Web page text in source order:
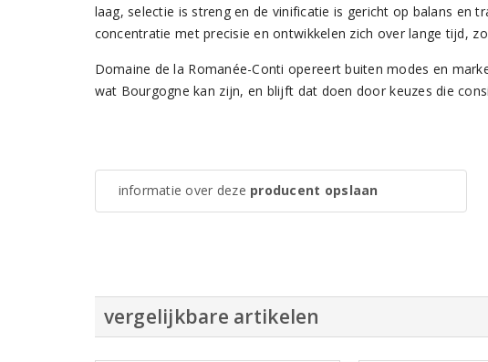
laag, selectie is streng en de vinificatie is gericht op balans en
concentratie met precisie en ontwikkelen zich over lange tijd,
Domaine de la Romanée-Conti opereert buiten modes en
wat Bourgogne kan zijn, en blijft dat doen door keuzes die
informatie over deze producent opslaan
vergelijkbare artikelen